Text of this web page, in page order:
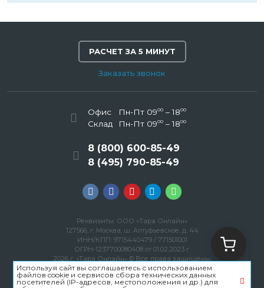
РАСЧЕТ ЗА 5 МИНУТ
Заказать звонок
Офис Пн-Пт 0900– 1800
Склад Пн-Пт 0900– 1800
8 (800) 600-85-49
8 (495) 790-85-49
Реквизиты: ООО «Тара Онлайн»
127566, г. Москва, ш. Алтуфьевское, д. 44
ИНН/КПП: 9715440479 / 771501001
ОГРН-1237700080408 от 01.02.2023 г.
2026 г. «Тара Онлайн» © Все права защищены.
Политика конфиденциальности
Пользовательское соглашение
Используя сайт вы соглашаетесь с использованием
файлов cookie и сервисов сбора технических данных
посетителей (IP-адресов, местоположения и др.) для